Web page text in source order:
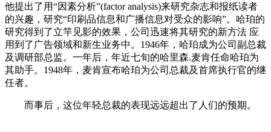
他提出了用“因素分析”(factor analysis)来研究杂志和报纸读者
的兴趣，研究“印刷品信息和广播信息对受众的影响”。哈珀的
研究得到了立竿见影的效果，公司迅速将其研究的新方法 应
用到了广告领域和新生业务中。1946年，哈珀成为公司副总裁
及调研部总监。一年后，年近七旬的哈里森.麦肯任命哈珀为
其助手。1948年，麦肯宣布哈珀为公司总裁及首席执行官的继
任者。
而事后，这位年轻总裁的表现远远超出了人们的预期。